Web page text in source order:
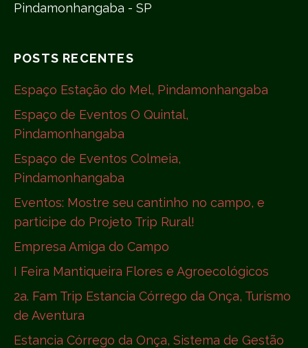
Pindamonhangaba - SP
POSTS RECENTES
Espaço Estação do Mel, Pindamonhangaba
Espaço de Eventos O Quintal,
Pindamonhangaba
Espaço de Eventos Colmeia,
Pindamonhangaba
Eventos: Mostre seu cantinho no campo, e
participe do Projeto Trip Rural!
Empresa Amiga do Campo
I Feira Mantiqueira Flores e Agroecológicos
2a. Fam Trip Estancia Córrego da Onça, Turismo
de Aventura
Estancia Córrego da Onça, Sistema de Gestão